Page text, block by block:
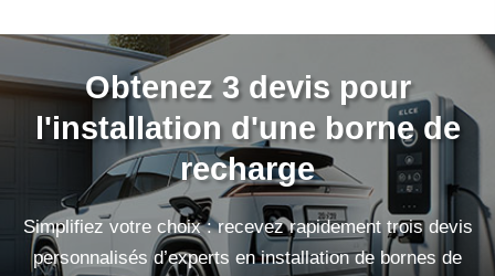
Obtenez 3 devis pour
l'installation d'une borne de
recharge
Simplifiez votre choix : recevez rapidement trois devis
personnalisés d’experts en installation de bornes de